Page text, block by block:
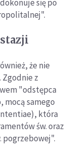
się po
że nie
z
"odstępca
mocą samego
która
św. oraz
pogrzebowej".